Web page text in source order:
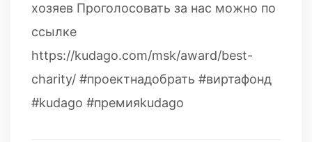
хозяев Проголосовать за нас можно по
ссылке
https://kudago.com/msk/award/best-
charity/ #проектнадобрать #виртафонд
#kudago #премияkudago